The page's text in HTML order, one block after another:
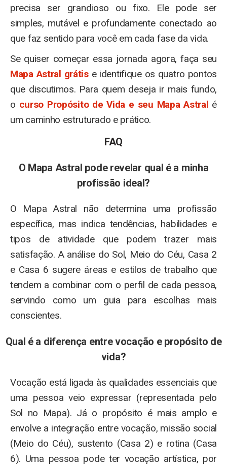
precisa ser grandioso ou fixo. Ele pode ser
simples, mutável e profundamente conectado ao
que faz sentido para você em cada fase da vida.
Se quiser começar essa jornada agora, faça seu
Mapa Astral grátise identifique os quatro pontos
que discutimos. Para quem deseja ir mais fundo,
o curso Propósito de Vida e seu Mapa Astral é
um caminho estruturado e prático.
FAQ
O Mapa Astral pode revelar qual é a minha
profissão ideal?
O Mapa Astral não determina uma profissão
específica, mas indica tendências, habilidades e
tipos de atividade que podem trazer mais
satisfação. A análise do Sol, Meio do Céu, Casa 2
e Casa 6 sugere áreas e estilos de trabalho que
tendem a combinar com o perfil de cada pessoa,
servindo como um guia para escolhas mais
conscientes.
Qual é a diferença entre vocação e propósito de
vida?
Vocação está ligada às qualidades essenciais que
uma pessoa veio expressar (representada pelo
Sol no Mapa). Já o propósito é mais amplo e
envolve a integração entre vocação, missão social
(Meio do Céu), sustento (Casa 2) e rotina (Casa
6). Uma pessoa pode ter vocação artística, por